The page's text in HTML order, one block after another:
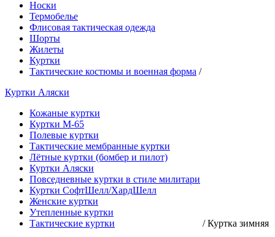
Носки
Термобелье
Флисовая тактическая одежда
Шорты
Жилеты
Куртки
Тактические костюмы и военная форма /
Куртки Аляски
Кожаные куртки
Куртки М-65
Полевые куртки
Тактические мембранные куртки
Лётные куртки (бомбер и пилот)
Куртки Аляски
Повседневные куртки в стиле милитари
Куртки СофтШелл/ХардШелл
Женские куртки
Утепленные куртки
Тактические куртки
/Куртка зимняя